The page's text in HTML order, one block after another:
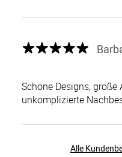
Schöne Designs,
unkomplizierte
Alle